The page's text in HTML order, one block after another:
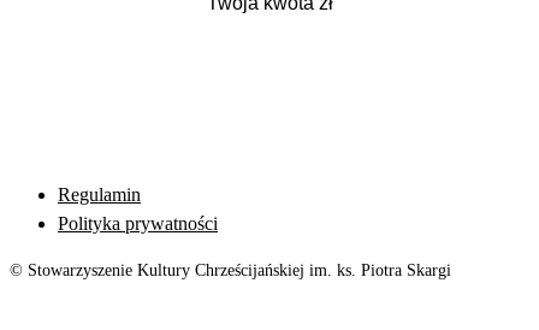
Regulamin
Polityka prywatności
© Stowarzyszenie Kultury Chrześcijańskiej im. ks. Piotra Skargi